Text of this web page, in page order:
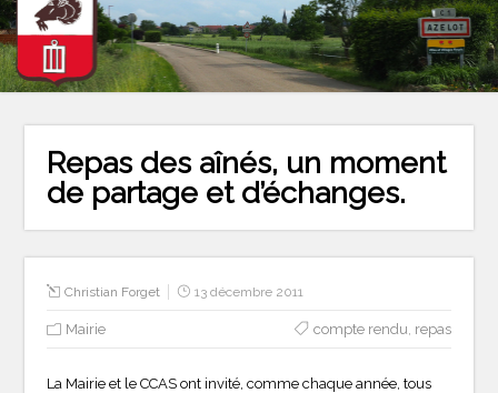
Repas des aînés, un moment
de partage et d’échanges.
Christian Forget 13 décembre 2011
Mairie compte rendu repas
La Mairie et le CCAS ont invité, comme chaque année, tous